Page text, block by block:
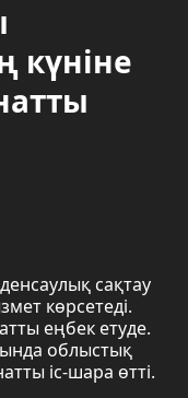
күніне
сақтау
көрсетеді.
еңбек етуде.
облыстық
іс-шара өтті.